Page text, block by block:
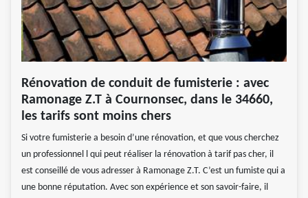
Rénovation de conduit de fumisterie : avec
Ramonage Z.T à Cournonsec, dans le 34660,
les tarifs sont moins chers
Si votre fumisterie a besoin d’une rénovation, et que vous cherchez
un professionnel l qui peut réaliser la rénovation à tarif pas cher, il
est conseillé de vous adresser à Ramonage Z.T. C’est un fumiste qui a
une bonne réputation. Avec son expérience et son savoir-faire, il